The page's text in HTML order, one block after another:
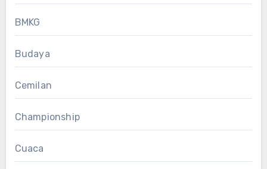
BMKG
Budaya
Cemilan
Championship
Cuaca